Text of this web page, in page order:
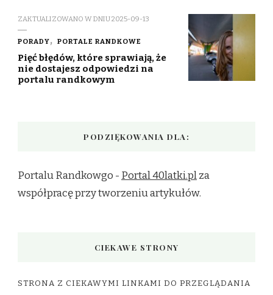
ZAKTUALIZOWANO W DNIU2025-09-13
PORADY PORTALE RANDKOWE
Pięć błędów, które sprawiają, że
nie dostajesz odpowiedzi na
portalu randkowym
PODZIĘKOWANIA DLA:
Portalu Randkowgo - Portal 40latki.plza
współpracę przy tworzeniu artykułów.
CIEKAWE STRONY
STRONA Z CIEKAWYMI LINKAMI DO PRZEGLĄDANIA